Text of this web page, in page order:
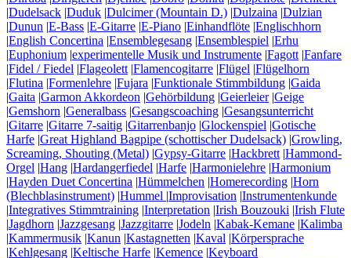
|Dudelsack |Duduk |Dulcimer (Mountain D.) |Dulzaina |Dulzian
|Dunun |E-Bass |E-Gitarre |E-Piano |Einhandflöte |Englischhorn
|English Concertina |Ensemblegesang |Ensemblespiel |Erhu
|Euphonium |experimentelle Musik und Instrumente |Fagott|Fanfare
|Fidel / Fiedel |Flageolett|Flamencogitarre |Flügel |Flügelhorn
|Flutina |Formenlehre |Fujara |Funktionale Stimmbildung |Gaida
|Gaita |Garmon Akkordeon |Gehörbildung |Geierleier|Geige
|Gemshorn |Generalbass |Gesangscoaching |Gesangsunterricht
|Gitarre |Gitarre 7-saitig |Gitarrenbanjo |Glockenspiel |Gotische
Harfe |Great Highland Bagpipe (schottischer Dudelsack) |Growling,
Screaming, Shouting (Metal) |Gypsy-Gitarre |Hackbrett|Hammond-
Orgel |Hang |Hardangerfiedel |Harfe |Harmonielehre |Harmonium
|Hayden Duet Concertina |Hümmelchen |Homerecording |Horn
(Blechblasinstrument) |Hummel |Improvisation |Instrumentenkunde
|Integratives Stimmtraining |Interpretation |Irish Bouzouki |Irish Flute
|Jagdhorn |Jazzgesang |Jazzgitarre |Jodeln |Kabak-Kemane |Kalimba
|Kammermusik |Kanun |Kastagnetten |Kaval |Körpersprache
|Kehlgesang |Keltische Harfe |Kemence |Keyboard